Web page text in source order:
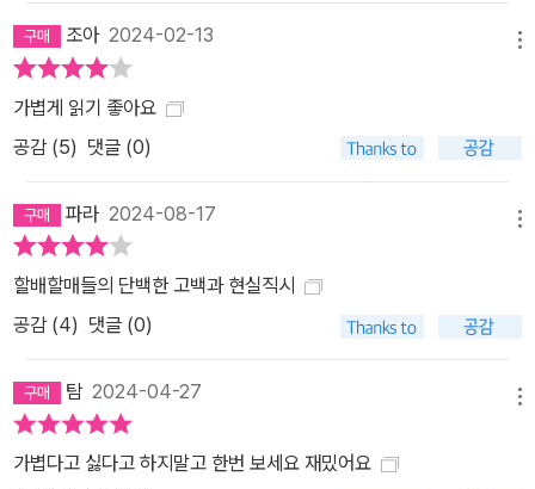
조아2024-02-13
가볍게 읽기 좋아요
공감 (5) 댓글 (0)
파라 2024-08-17
할배할매들의 단백한 고백과 현실직시
공감 (4) 댓글 (0)
탐2024-04-27
가볍다고 싫다고 하지말고 한번 보세요 재밌어요